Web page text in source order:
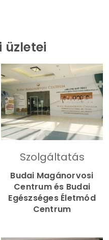
Szolgáltatás
Budai Magánorvosi
Centrum és Budai
Egészséges Életmód
Centrum